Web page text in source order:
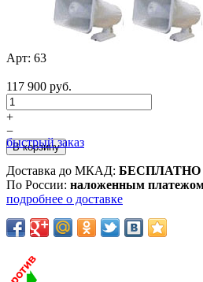
Арт: 63
117 900 руб.
+
−
быстрый заказ
Доставка до МКАД: БЕСПЛАТНО
По России: наложенным
подробнее о доставке